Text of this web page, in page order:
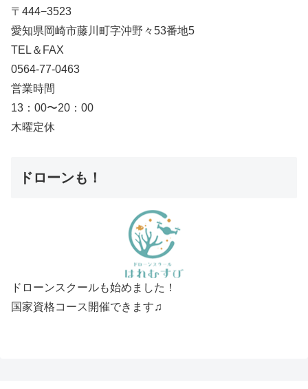
〒444−3523
愛知県岡崎市藤川町字沖野々53番地5
TEL＆FAX
0564-77-0463
営業時間
13：00〜20：00
木曜定休
ドローンも！
ドローンスクールも始めました！
国家資格コース開催できます♫